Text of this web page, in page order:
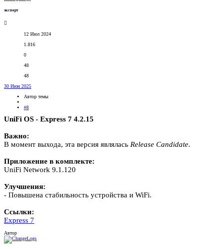
эксперт
12 Июл 2024
1.816
0
48
48
30 Июн 2025
Автор темы
#8
UniFi OS - Express 7 4.2.15
Важно:
В момент выхода, эта версия являлась Release Candidate.
Приложение в комплекте:
UniFi Network 9.1.120
Улучшения:
- Повышена стабильность устройства и WiFi.
Ссылки:
Express 7
Автор